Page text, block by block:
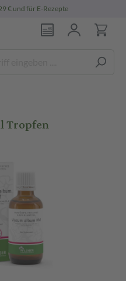
€ und für E-Rezepte
Tropfen